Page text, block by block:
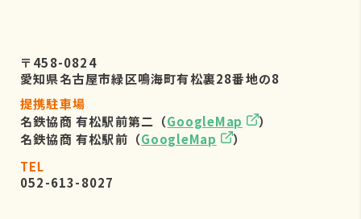
〒458-0824
愛知県名古屋市緑区鳴海町有松裏28番地の8
提携駐車場
名鉄協商 有松駅前第二（GoogleMap
）
名鉄協商 有松駅前（GoogleMap
）
TEL
052-613-8027